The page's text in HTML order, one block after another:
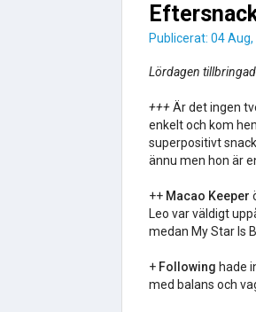
Publicerat: 04 Aug,
Lördagen
+++Är det ingen
enkelt och kom
superpositivt
ännu men hon är
++ Macao Keeper
Leo var väldigt
medan My Star Is
+ Following hade
med balans och